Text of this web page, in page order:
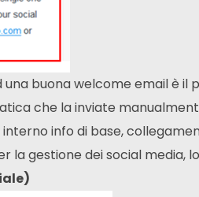
buona welcome email è il
che la inviate
info di base,
la gestione dei social media,